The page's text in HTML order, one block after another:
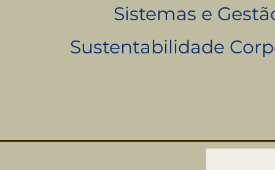
Sistemas e
Sustentabilidade